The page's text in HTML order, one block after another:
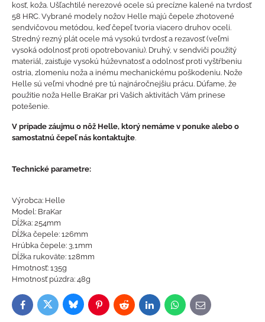
kosť, koža. Ušľachtilé nerezové ocele sú precízne kalené na tvrdosť
58 HRC. Vybrané modely nožov Helle majú čepele zhotovené
sendvičovou metódou, keď čepeľ tvoria viacero druhov oceli.
Stredný rezný plát ocele má vysokú tvrdosť a rezavosť (veľmi
vysoká odolnosť proti opotrebovaniu). Druhý, v sendviči použitý
materiál, zaisťuje vysokú húževnatosť a odolnosť proti vyštŕbeniu
ostria, zlomeniu noža a inému mechanickému poškodeniu. Nože
Helle sú veľmi vhodné pre tú najnáročnejšiu prácu. Dúfame, že
použitie noža Helle BraKar pri Vašich aktivitách Vám prinese
potešenie.
V prípade záujmu o nôž Helle, ktorý nemáme v ponuke alebo o
samostatnú čepeľ nás kontaktujte.
Technické parametre:
Výrobca: Helle
Model: BraKar
Dĺžka: 254mm
Dĺžka čepele: 126mm
Hrúbka čepele: 3,1mm
Dĺžka rukoväte: 128mm
Hmotnosť: 135g
Hmotnosť púzdra: 48g
FacebookTwitterBlueskyPinterestReddit LinkedInWhatsApp
E-
mail